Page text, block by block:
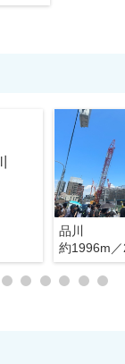
品川
約1996m